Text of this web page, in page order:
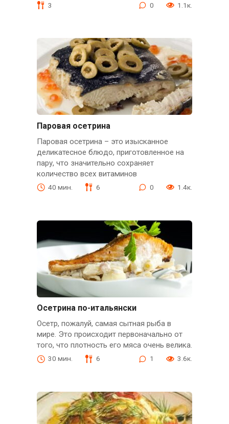
3 0 1.1к.
Паровая осетрина
Паровая осетрина – это изысканное
деликатесное блюдо, приготовленное на
пару, что значительно сохраняет
количество всех витаминов
40 мин. 6 0 1.4к.
Осетрина по-итальянски
Осетр, пожалуй, самая сытная рыба в
мире. Это происходит первоначально от
того, что плотность его мяса очень велика.
30 мин. 6 1 3.6к.